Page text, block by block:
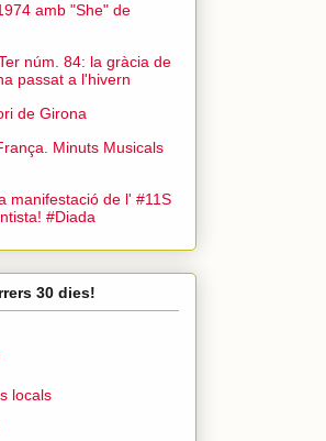
amb "She" de
núm. 84: la gràcia de
passat a l'hivern
de Girona
Minuts Musicals
manifestació de l' #11S
#Diada
30 dies!
locals